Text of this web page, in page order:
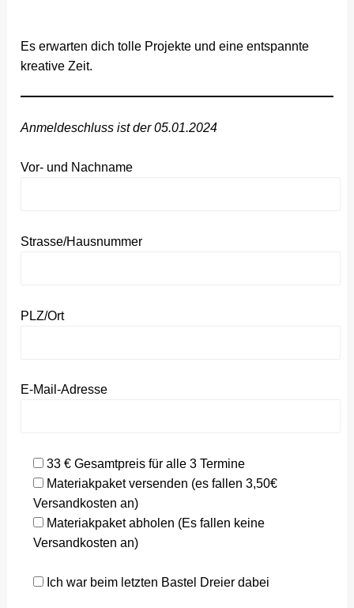
Es erwarten dich tolle Projekte und eine entspannte
kreative Zeit.
Anmeldeschluss ist der 05.01.2024
Vor- und Nachname
Strasse/Hausnummer
PLZ/Ort
E-Mail-Adresse
33 € Gesamtpreis für alle 3 Termine
Materiakpaket versenden (es fallen 3,50€
Versandkosten an)
Materiakpaket abholen (Es fallen keine
Versandkosten an)
Ich war beim letzten Bastel Dreier dabei